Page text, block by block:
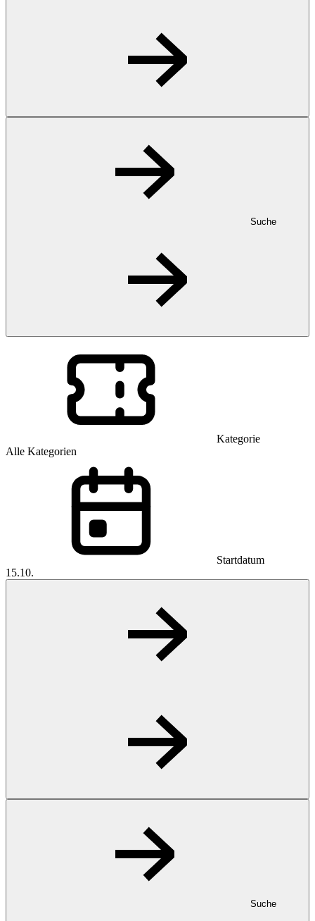
Suche
Kategorie
Alle Kategorien
Startdatum
15.10.
Suche